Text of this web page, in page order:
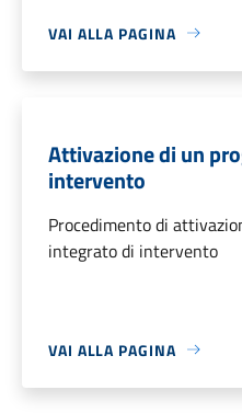
VAI ALLA PAGINA
Attivazione di un
intervento
Procedimento di
integrato di intervento
VAI ALLA PAGINA